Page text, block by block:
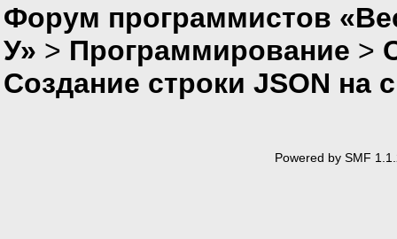
Форум программистов
У» > Программирование >
Создание строки JSON на
Powered by SMF